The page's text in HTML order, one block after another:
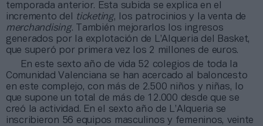
temporada anterior. Esta subida se explica en el
incremento del
ticketing, los patrocinios y la venta de
merchandising. También mejorarlos los ingresos
generados por la explotación de L’Alqueria del Basket,
que superó por primera vez los 2 millones de euros.
En este sexto año de vida 52 colegios de toda la
Comunidad Valenciana se han acercado al baloncesto
en este complejo, con más de 2.500 niños y niñas, lo
que supone un total de más de 12.000 desde que se
creó la actividad. En el sexto año de L’Alqueria se
inscribieron 56 equipos masculinos y femeninos, veinte